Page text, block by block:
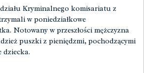
Kryminalnego komisariatu z
w poniedziałkowe
Notowany w przeszłości mężczyzna
puszki z pieniędzmi, pochodzącymi
dziecka.